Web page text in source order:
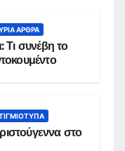
ΑΡΘΡΑ
Τι συνέβη το
και ο χάρτης ντοκουμέντο
στο